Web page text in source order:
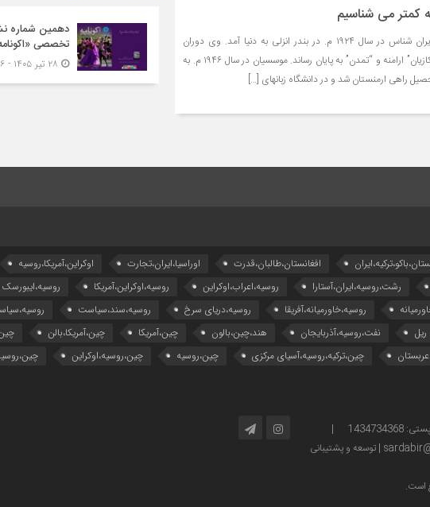
کمتر می شناسیم
ایراس – هرایر موسسیان زبان شناس و ایران شناس در سال ۱۹۲۴ م. در بندر انزلی به دنیا آمد. وی دوران
تحصیلات متوسط خود را در مدارس “هایکازیان” ارامنه و “تمدن” به پایان رساند. موسسیان در سال ۱۹۴۶ م. به
راهی ارمنستان شد و در دانشگاه زبانهای […]
دهمین شماره
تخصصی
افغانستان،طالبان،قدرت اوراسیا،ایران،تجارت اوکراین،آمریکا،روسیه
رشت،روسیه،ایران،آستارا روسیه،اعراب،اوکراین روسیه،اوکراین،آمریکا روسیه،ایبورسک
روسیه،خاورمیانه،آفریقا روسیه،دریای سرخ روسیه،سند،سیاست
ریل نفت،روسیه،آذربایجان هند،چین،بالون چین،آمریکا چین،آمریکا،بالن
چین،ترکیه،روسیه،آسیای مرکزی چین،روسیه چین،روسیه،اوکراین
آدرس: تهران – خیابان ولیعصر – بالاتر از پارک ساعی – کوچه امینی، پلاک 2 – واحد 8 | کدپستی: 1434734368 |
توسعه و پشتیبانی
است.